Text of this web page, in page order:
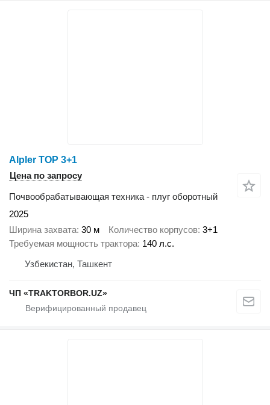
Alpler TOP 3+1
Цена по запросу
Почвообрабатывающая техника - плуг оборотный
2025
Ширина захвата 30 м Количество корпусов 3+1
Требуемая мощность трактора 140 л.с.
Узбекистан, Ташкент
ЧП «TRAKTORBOR.UZ»